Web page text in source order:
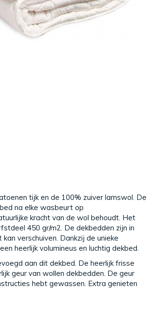
tijk en de 100% zuiver lamswol. De
na elke wasbeurt op
kracht van de wol behoudt. Het
450 gr/m2. De dekbedden zijn in
verschuiven. Dankzij de unieke
heerlijk volumineus en luchtig dekbed.
aan dit dekbed. De heerlijk frisse
geur van wollen dekbedden. De geur
hebt gewassen. Extra genieten